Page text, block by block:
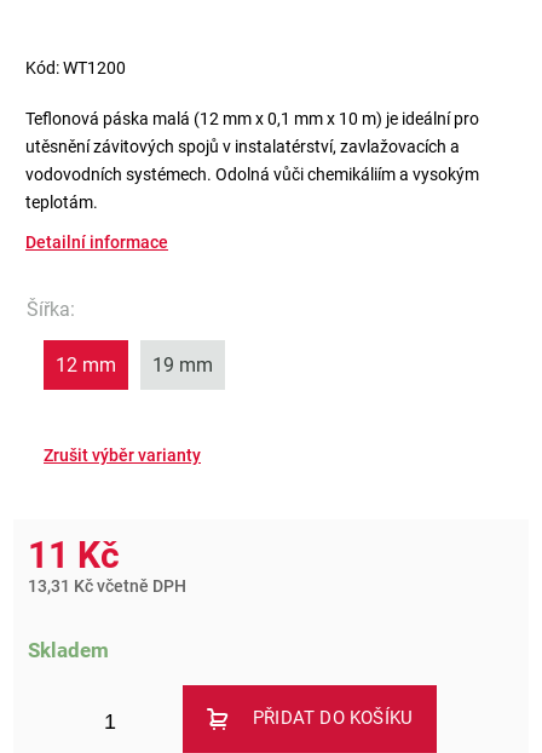
Kód:WT1200
Teflonová páska malá (12 mm x 0,1 mm x 10 m) je ideální pro
utěsnění závitových spojů v instalatérství, zavlažovacích a
vodovodních systémech. Odolná vůči chemikáliím a vysokým
teplotám.
Detailní informace
Šířka:
12 mm 19 mm
11 Kč
13,31 Kč včetně DPH
Skladem
PŘIDAT DO KOŠÍKU